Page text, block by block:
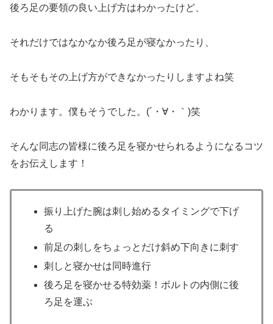
後ろ足の要領の良い上げ方はわかったけど、
それだけではなかなか後ろ足が寝なかったり、
そもそもその上げ方ができなかったりしますよね笑
わかります。僕もそうでした。(´・∀・｀)笑
そんな同志の皆様に後ろ足を寝かせられるようになるコツ
をお伝えします！
振り上げた腕は刺し始めるタイミングで下げ
る
前足の刺しをちょっとだけ斜め下向きに刺す
刺しと寝かせは同時進行
後ろ足を寝かせる特効薬！ボルトの内側に後
ろ足を運ぶ